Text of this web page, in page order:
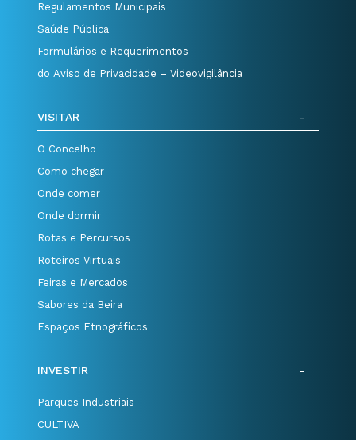
Regulamentos Municipais
Saúde Pública
Formulários e Requerimentos
do Aviso de Privacidade – Videovigilância
VISITAR
O Concelho
Como chegar
Onde comer
Onde dormir
Rotas e Percursos
Roteiros Virtuais
Feiras e Mercados
Sabores da Beira
Espaços Etnográficos
INVESTIR
Parques Industriais
CULTIVA